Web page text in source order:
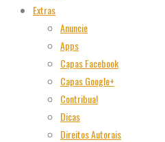
Extras
Anuncie
Apps
Capas Facebook
Capas Google+
Contribua!
Dicas
Direitos Autorais